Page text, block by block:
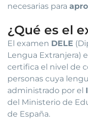
necesarias para
¿Qué es el
El examen DELE
Lengua Extranjera)
certifica el nivel de
personas cuya
administrado por el
del Ministerio de
de España.